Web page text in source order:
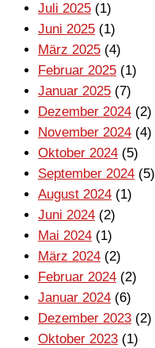
Juli 2025 (1)
Juni 2025 (1)
März 2025 (4)
Februar 2025 (1)
Januar 2025 (7)
Dezember 2024 (2)
November 2024 (4)
Oktober 2024 (5)
September 2024 (5)
August 2024 (1)
Juni 2024 (2)
Mai 2024 (1)
März 2024 (2)
Februar 2024 (2)
Januar 2024 (6)
Dezember 2023 (2)
Oktober 2023 (1)